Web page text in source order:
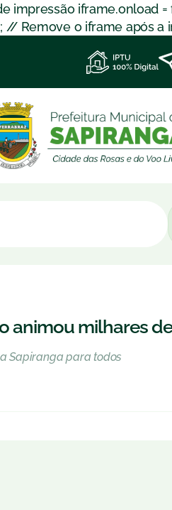
iframe.onload
Remove o iframe após a
animou milhares de
Sapiranga para todos